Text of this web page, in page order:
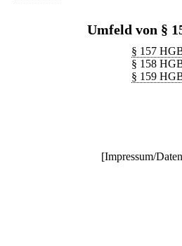
Umfeld von §
§ 157
§ 158
§ 159
[Impressum/